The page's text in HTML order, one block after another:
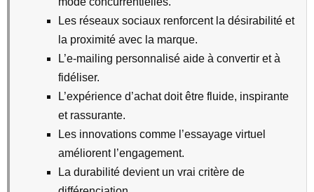
Les réseaux sociaux renforcent la désirabilité et
la proximité avec la marque.
L’e-mailing personnalisé aide à convertir et à
fidéliser.
L’expérience d’achat doit être fluide, inspirante
et rassurante.
Les innovations comme l’essayage virtuel
améliorent l’engagement.
La durabilité devient un vrai critère de